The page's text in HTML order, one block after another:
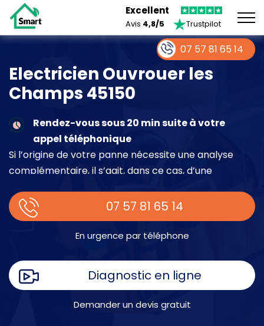
Excellent
Avis 4,8/5 Trustpilot
Electricien Ouvrouer les
Champs 45150
Rendez-vous sous 20 min suite à votre
appel téléphonique
Si l’origine de votre panne nécessite une analyse
complémentaire, il s’agit, dans ce cas, d’une
place.
07 57 81 65 14
En urgence par téléphone
Diagnostic en ligne
Demander un devis gratuit
07 57 81 65 14